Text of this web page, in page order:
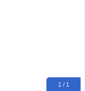
1 / 1